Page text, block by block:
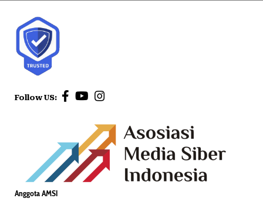
Follow US:
Anggota AMSI